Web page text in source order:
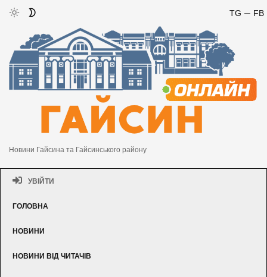
FB
TG
Новини Гайсина та Гайсинського району
УВІЙТИ
ГОЛОВНА
НОВИНИ
НОВИНИ ВІД ЧИТАЧІВ